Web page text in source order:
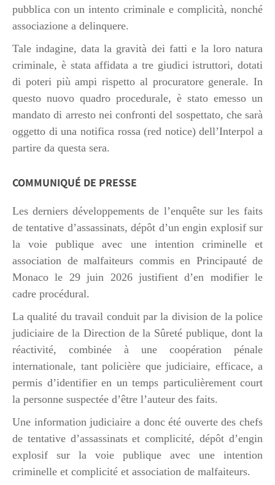
pubblica con un intento criminale e complicità, nonché
associazione a delinquere.
Tale indagine, data la gravità dei fatti e la loro natura
criminale, è stata affidata a tre giudici istruttori, dotati
di poteri più ampi rispetto al procuratore generale. In
questo nuovo quadro procedurale, è stato emesso un
mandato di arresto nei confronti del sospettato, che sarà
oggetto di una notifica rossa (red notice) dell’Interpol a
partire da questa sera.
COMMUNIQUÉ DE PRESSE
Les derniers développements de l’enquête sur les faits
de tentative d’assassinats, dépôt d’un engin explosif sur
la voie publique avec une intention criminelle et
association de malfaiteurs commis en Principauté de
Monaco le 29 juin 2026 justifient d’en modifier le
cadre procédural.
La qualité du travail conduit par la division de la police
judiciaire de la Direction de la Sûreté publique, dont la
réactivité, combinée à une coopération pénale
internationale, tant policière que judiciaire, efficace, a
permis d’identifier en un temps particulièrement court
la personne suspectée d’être l’auteur des faits.
Une information judiciaire a donc été ouverte des chefs
de tentative d’assassinats et complicité, dépôt d’engin
explosif sur la voie publique avec une intention
criminelle et complicité et association de malfaiteurs.